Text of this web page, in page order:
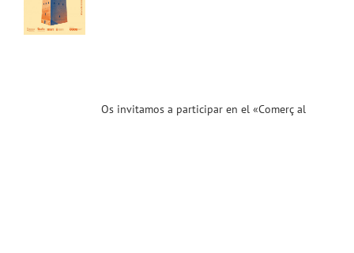
Os invitamos a participar en el «Comerç al